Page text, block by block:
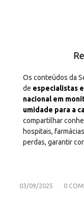
Os conteúdos da
de especialistas
nacional em
umidade para a
compartilhar
hospitais,
perdas, garantir
03/09/2025
/ 0